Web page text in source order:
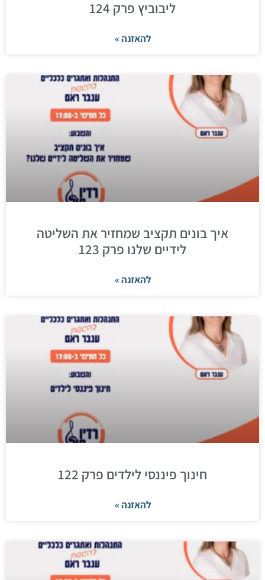
ליבוביץ פרק 124
להאזנה »
איך בונים תקציב שמחזיר את השליטה
לידיים שלנו פרק 123
להאזנה »
חינוך פיננסי לילדים פרק 122
להאזנה »